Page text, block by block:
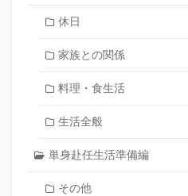
休日
家族との関係
料理・食生活
生活全般
単身赴任生活準備編
その他